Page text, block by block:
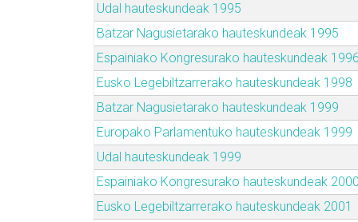
Udal hauteskundeak 1995
Batzar Nagusietarako hauteskundeak 1995
Espainiako Kongresurako hauteskundeak 1996
Eusko Legebiltzarrerako hauteskundeak 1998
Batzar Nagusietarako hauteskundeak 1999
Europako Parlamentuko hauteskundeak 1999
Udal hauteskundeak 1999
Espainiako Kongresurako hauteskundeak 2000
Eusko Legebiltzarrerako hauteskundeak 2001